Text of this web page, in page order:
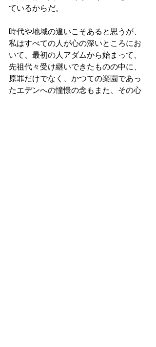
ているからだ。
時代や地域の違いこそあると思うが、
私はすべての人が心の深いところにお
いて、最初の人アダムから始まって、
先祖代々受け継いできたものの中に、
原罪だけでなく、かつての楽園であっ
たエデンへの憧憬の念もまた、その心